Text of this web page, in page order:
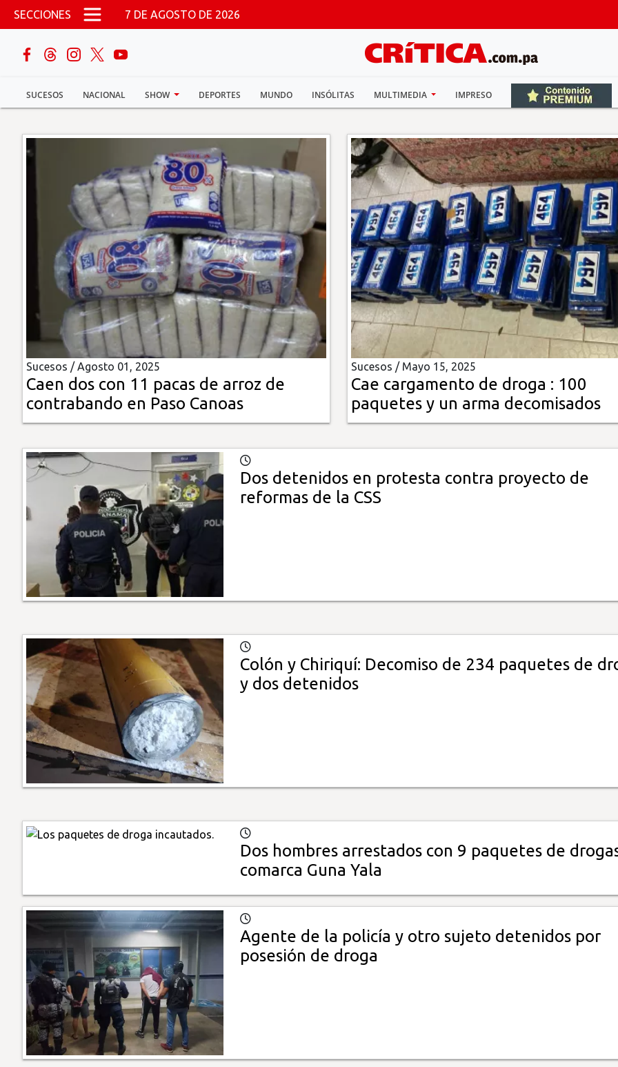
Pasar al contenido principal
SECCIONES 7 DE AGOSTO DE 2026
SUCESOS NACIONAL SHOW DEPORTES MUNDO INSÓLITAS MULTIMEDIA IMPRESO
buscar
Sucesos
Nacional
Deportes
Multimedia
Impreso
Sucesos /Agosto 01, 2025
Caen dos con 11 pacas de arroz de
contrabando en Paso Canoas
Sucesos / Mayo 15, 2025
Cae cargamento de droga : 100
paquetes y un arma decomisados
Dos detenidos en protesta contra proyecto de
reformas de la CSS
Colón y Chiriquí: Decomiso de 234 paquetes de
y dos detenidos
Dos hombres arrestados con 9 paquetes de
comarca Guna Yala
Agente de la policía y otro sujeto detenidos por
posesión de droga